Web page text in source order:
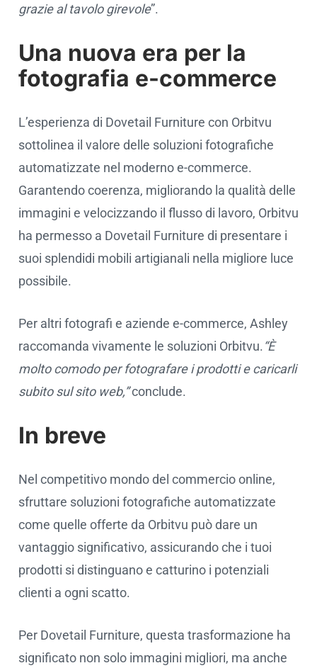
grazie al tavolo girevole”.
Una nuova era per la
fotografia e-commerce
L’esperienza di Dovetail Furniture con Orbitvu
sottolinea il valore delle soluzioni fotografiche
automatizzate nel moderno e-commerce.
Garantendo coerenza, migliorando la qualità delle
immagini e velocizzando il flusso di lavoro, Orbitvu
ha permesso a Dovetail Furniture di presentare i
suoi splendidi mobili artigianali nella migliore luce
possibile.
Per altri fotografi e aziende e-commerce, Ashley
raccomanda vivamente le soluzioni Orbitvu. “È
molto comodo per fotografare i prodotti e caricarli
subito sul sito web,”conclude.
In breve
Nel competitivo mondo del commercio online,
sfruttare soluzioni fotografiche automatizzate
come quelle offerte da Orbitvu può dare un
vantaggio significativo, assicurando che i tuoi
prodotti si distinguano e catturino i potenziali
clienti a ogni scatto.
Per Dovetail Furniture, questa trasformazione ha
significato non solo immagini migliori, ma anche